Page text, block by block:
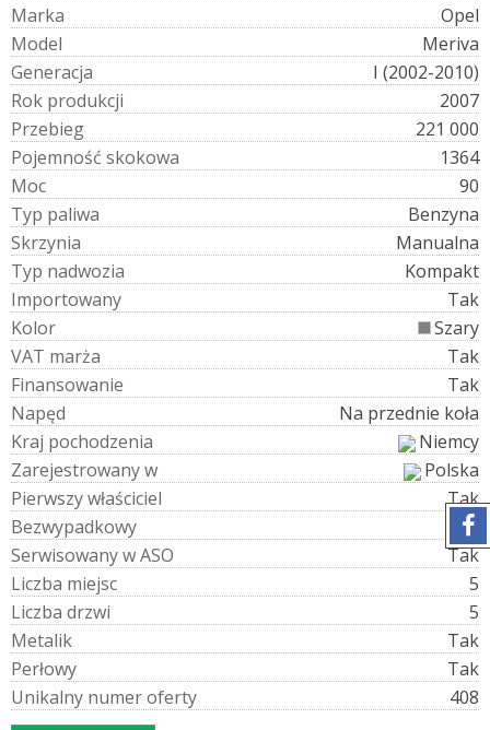
Marka
Opel
Model
Meriva
Generacja
I (2002-2010)
Rok produkcji
2007
Przebieg
221 000
Pojemność skokowa
1364
Moc
90
Typ paliwa
Benzyna
Skrzynia
Manualna
Typ nadwozia
Kompakt
Importowany
Tak
Kolor
Szary
VAT marża
Tak
Finansowanie
Tak
Napęd
Na przednie koła
Kraj pochodzenia
Niemcy
Zarejestrowanyw
Polska
Pierwszywłaściciel
Tak
Bezwypadkowy
Tak
SerwisowanywASO
Tak
Liczba miejsc
5
Liczba drzwi
5
Metalik
Tak
Perłowy
Tak
Unikalny numeroferty 408